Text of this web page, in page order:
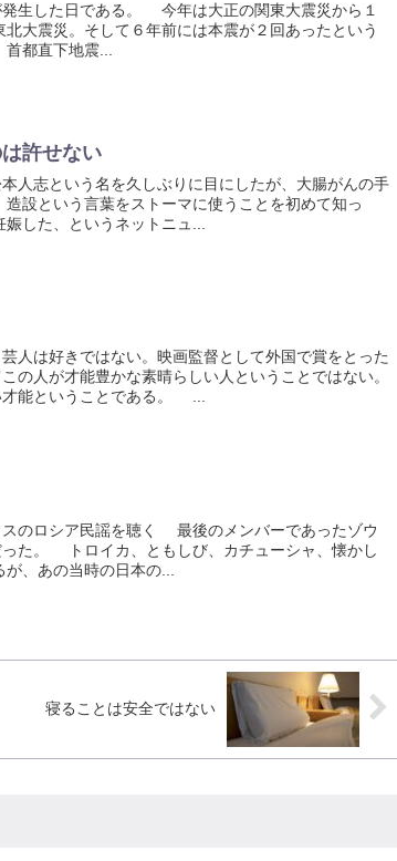
生した日である。 今年は大正の関東大震災から１
大震災。そして６年前には本震が２回あったという
都直下地震...
許せない
人志という名を久しぶりに目にしたが、大腸がんの手
設という言葉をストーマに使うことを初めて知っ
した、というネットニュ...
人は好きではない。映画監督として外国で賞をとった
の人が才能豊かな素晴らしい人ということではない。
才能ということである。 ...
のロシア民謡を聴く 最後のメンバーであったゾウ
た。 トロイカ、ともしび、カチューシャ、懐かし
、あの当時の日本の...
寝ることは安全ではない